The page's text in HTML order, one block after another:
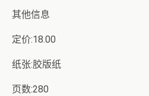
其他信息
定价:18.00
纸张:胶版纸
页数:280